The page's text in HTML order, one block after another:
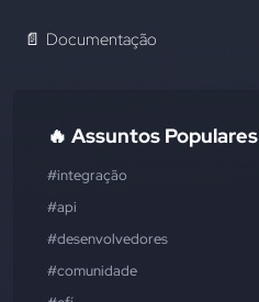
📄 Documentação
🔥 Assuntos Populares
#integração
#api
#desenvolvedores
#comunidade